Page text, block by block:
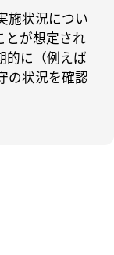
施状況につい
とが想定され
的に（例えば
の状況を確認